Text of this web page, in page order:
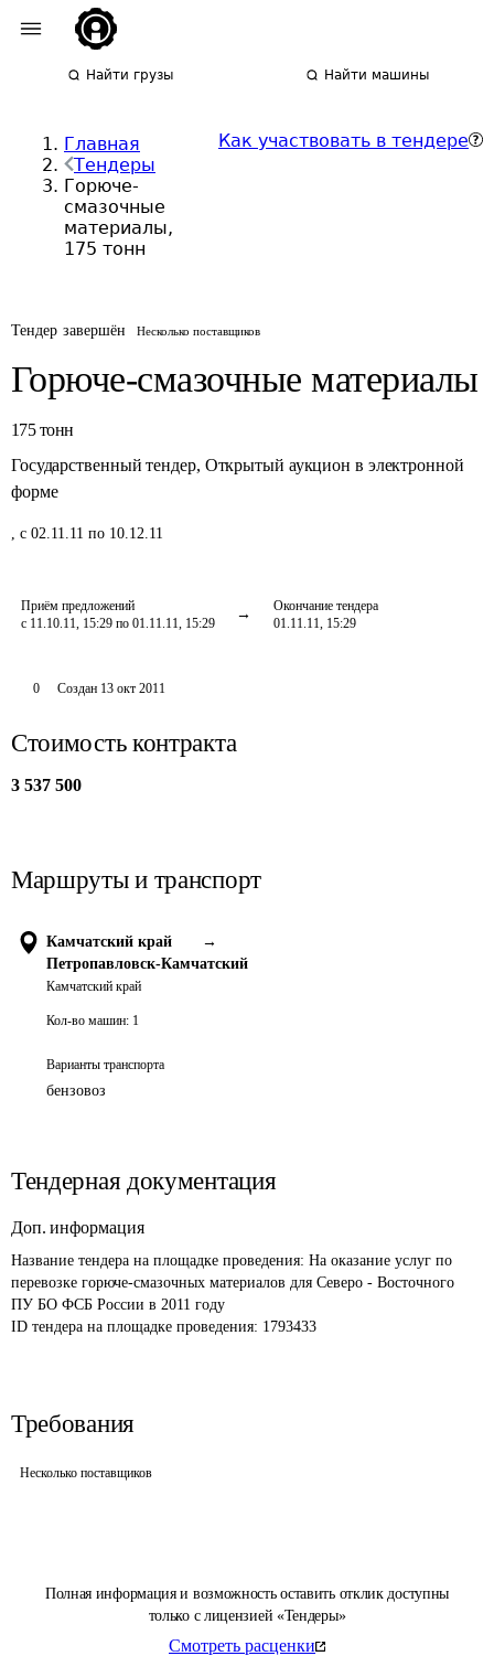
Найти грузы Найти машины
Главная
Тендеры
Горюче-
смазочные
материалы,
175 тонн
Как участвовать в тендере
Тендер завершён Несколько поставщиков
Горюче-смазочные материалы
175 тонн
Государственный тендер, Открытый аукцион в электронной
форме
, с 02.11.11 по 10.12.11
Приём предложений
с 11.10.11, 15:29 по 01.11.11, 15:29
Окончание тендера
01.11.11, 15:29
Полная информация и возможность оставить отклик доступны
только с лицензией «Тендеры»
Смотреть расценки
0 Создан 13 окт 2011
Стоимость контракта
3 537 500
Маршруты и транспорт
Камчатский край
→
Петропавловск-Камчатский
Камчатский край
Кол-во машин: 1
Варианты транспорта
бензовоз
Тендерная документация
Доп. информация
Название тендера на площадке проведения: На оказание услуг по
перевозке горюче-смазочных материалов для Северо - Восточного
ПУ БО ФСБ России в 2011 году
ID тендера на площадке проведения: 1793433
Требования
Несколько поставщиков